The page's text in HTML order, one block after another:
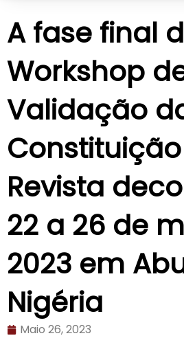
A fase final
Workshop
Validação
Constituição
Revista
22 a 26 de
2023 em
Nigéria
Maio 26, 2023